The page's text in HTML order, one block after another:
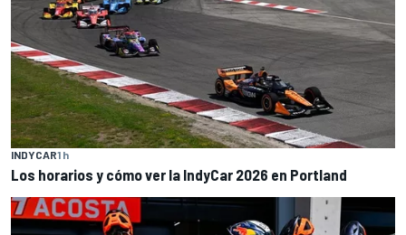
INDYCAR1 h
Los horarios y cómo ver la IndyCar 2026 en Portland